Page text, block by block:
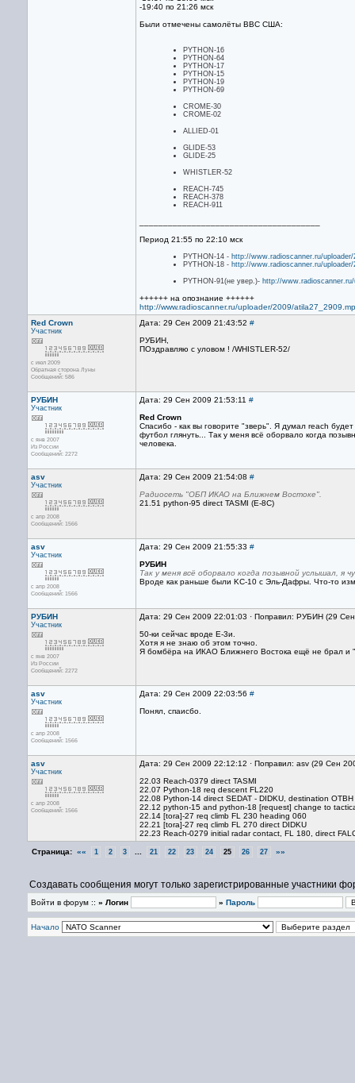
-19:40 по 21:26 мск
Были отмечены самолёты ВВС США:
PYTHON-16
PYTHON-64
PYTHON-17
PYTHON-15
PYTHON-19
PYTHON-69
CROME-30
CROME-02
ALLIED-01
GLIDE-53
GLIDE-25
WHISTLER-52
REACH-745
REACH-378
REACH-911
Период 21:55 по 22:10 мск
PYTHON-14 - http://www.radioscanner.ru/
PYTHON-18 - http://www.radioscanner.ru/
PYTHON-91(не увер.)- http://
++++++ на опознание ++++++
http://www.radioscanner.ru/uploader/2009/
Red Crown
Участник
с июл 2009
Обратная сторона Луны
Сообщений: 586
Дата: 29 Сен 2009 21:43:52 #
РУБИН,
ПОздравляю с уловом ! /WHISTLER-52/
РУБИН
Участник
с янв 2007
Из России
Сообщений: 2272
Дата: 29 Сен 2009 21:53:11 #
Red Crown
Спасибо - как вы говорите "зверь". Я думал reach
футбол глянуть... Так у меня всё оборвало когда
человека.
asv
Участник
с апр 2008
Сообщений: 1566
Дата: 29 Сен 2009 21:54:08 #
Радиосеть "ОБП ИКАО на Ближнем Востоке".
21.51 python-95 direct TASMI (E-8C)
asv
Участник
с апр 2008
Сообщений: 1566
Дата: 29 Сен 2009 21:55:33 #
РУБИН
Так у меня всё оборвало когда позывной услышал,
Вроде как раньше были KC-10 с Эль-Дафры. Что-то
РУБИН
Участник
с янв 2007
Из России
Сообщений: 2272
Дата: 29 Сен 2009 22:01:03 · Поправил: РУБИН (29
50-ки сейчас вроде E-3и.
Хотя я не знаю об этом точно.
Я бомбёра на ИКАО Ближнего Востока ещё не брал и
asv
Участник
с апр 2008
Сообщений: 1566
Дата: 29 Сен 2009 22:03:56 #
Понял, спаисбо.
asv
Участник
с апр 2008
Сообщений: 1566
Дата: 29 Сен 2009 22:12:12 · Поправил: asv (29 Сен
22.03 Reach-0379 direct TASMI
22.07 Python-18 req descent FL220
22.08 Python-14 direct SEDAT - DIDKU, destination OTBH
22.12 python-15 and python-18 [request] change to
22.14 [tora]-27 req climb FL 230 heading 060
22.21 [tora]-27 req climb FL 270 direct DIDKU
22.23 Reach-0279 initial radar contact, FL 180, direct
Страница: «« 1 2 3 21 22 23 24 25 26 27 »»
Создавать сообщения могут только зарегистрированные участники
Войти в форум :: » Логин » Пароль
Начало